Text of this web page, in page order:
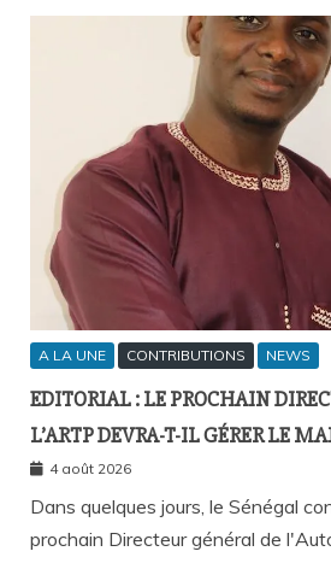
A LA UNE CONTRIBUTIONS NEWS
EDITORIAL : LE PROCHAIN
L’ARTP DEVRA-T-IL GÉRER LE
CELUI DE DEMAIN ?
4 août 2026
Dans quelques jours, le Sénégal
prochain Directeur général de